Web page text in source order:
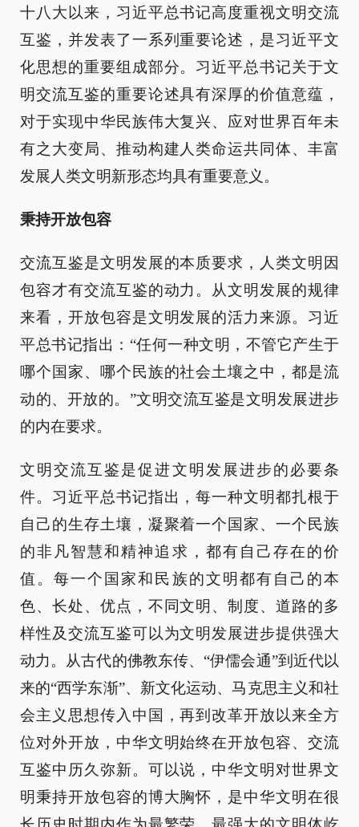
十八大以来，习近平总书记高度重视文明交流
互鉴，并发表了一系列重要论述，是习近平文
化思想的重要组成部分。习近平总书记关于文
明交流互鉴的重要论述具有深厚的价值意蕴，
对于实现中华民族伟大复兴、应对世界百年未
有之大变局、推动构建人类命运共同体、丰富
发展人类文明新形态均具有重要意义。
秉持开放包容
交流互鉴是文明发展的本质要求，人类文明因
包容才有交流互鉴的动力。从文明发展的规律
来看，开放包容是文明发展的活力来源。习近
平总书记指出：“任何一种文明，不管它产生于
哪个国家、哪个民族的社会土壤之中，都是流
动的、开放的。”文明交流互鉴是文明发展进步
的内在要求。
文明交流互鉴是促进文明发展进步的必要条
件。习近平总书记指出，每一种文明都扎根于
自己的生存土壤，凝聚着一个国家、一个民族
的非凡智慧和精神追求，都有自己存在的价
值。每一个国家和民族的文明都有自己的本
色、长处、优点，不同文明、制度、道路的多
样性及交流互鉴可以为文明发展进步提供强大
动力。从古代的佛教东传、“伊儒会通”到近代以
来的“西学东渐”、新文化运动、马克思主义和社
会主义思想传入中国，再到改革开放以来全方
位对外开放，中华文明始终在开放包容、交流
互鉴中历久弥新。可以说，中华文明对世界文
明秉持开放包容的博大胸怀，是中华文明在很